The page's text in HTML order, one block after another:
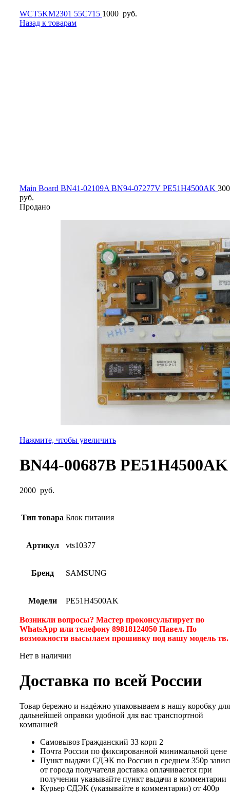
WCT5KM2301 55C715 1000 руб.
Назад к товарам
Main Board BN41-02109A BN94-07277V PE51H4500AK
руб.
Продано
Нажмите, чтобы увеличить
BN44-00687B PE51H4500AK
2000 руб.
Тип товара Блок питания
Артикул vts10377
Бренд SAMSUNG
Модели PE51H4500AK
Возникли вопросы? Мастер проконсультирует по
WhatsApp или телефону 89818124050 Павел. По
возможности высылаем прошивку под вашу модель тв.
Нет в наличии
Доставка по всей России
Товар бережно и надёжно упаковываем в нашу коробку для
дальнейшей оправки удобной для вас транспортной
компанией
Самовывоз Гражданский 33 корп 2
Почта России по фиксированной минимальной цене
Пункт выдачи СДЭК по России в среднем 350р
от города получателя доставка оплачивается при
получении указывайте пункт выдачи в комментарии
Курьер СДЭК (указывайте в комментарии) от 400р